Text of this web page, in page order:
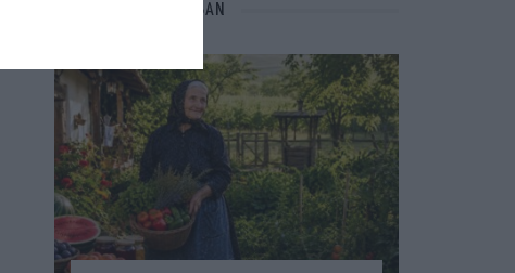
NÉPI NAPTÁR NYOMÁBAN